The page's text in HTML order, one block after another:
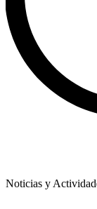
Noticias y